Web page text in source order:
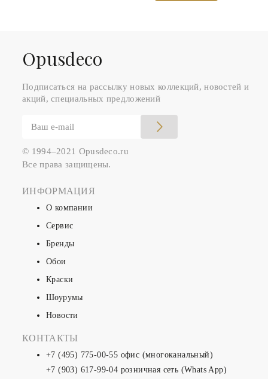
Оpusdeco
Подписаться на рассылку новых коллекций, новостей и
акций, специальных предложений
© 1994–2021 Opusdeco.ru
Все права защищены.
ИНФОРМАЦИЯ
О компании
Сервис
Бренды
Обои
Краски
Шоурумы
Новости
КОНТАКТЫ
+7 (495) 775-00-55 офис (многоканальный)
+7 (903) 617-99-04 розничная сеть (Whats App)